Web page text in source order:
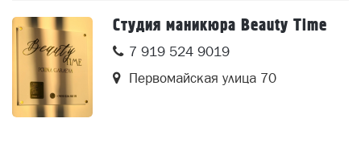
Студия маникюра Beauty Time
7 919 524 9019
Первомайская улица 70